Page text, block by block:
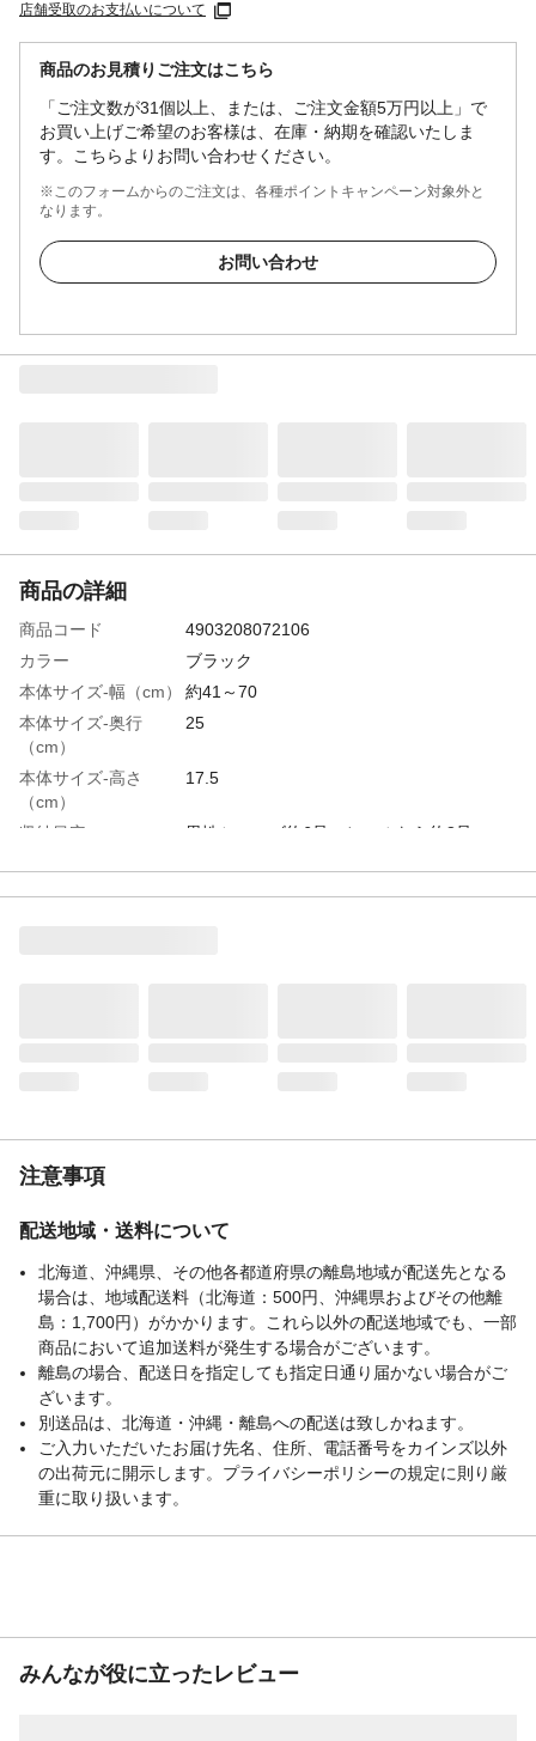
店舗受取のお支払いについて
商品のお見積りご注文はこちら
「ご注文数が31個以上、または、ご注文金額5万円以上」で
お買い上げご希望のお客様は、在庫・納期を確認いたしま
す。こちらよりお問い合わせください。
※このフォームからのご注文は、各種ポイントキャンペーン対象外と
なります。
お問い合わせ
商品の詳細
商品コード
4903208072106
カラー
ブラック
本体サイズ-幅（cm）
約41～70
本体サイズ-奥行
（cm）
25
本体サイズ-高さ
（cm）
17.5
収納目安
男性シューズ約6足、ヒールなら約8足
足サイズ目安
サイズ15cm以上の靴から乗せることが可能
もできるので大容量収納も出来ます。
材質・素材
耐荷重
約3ｋｇ
必要工具
プラスドライバー
付属品／セット内容
連結パーツ2個
使用上の注意
用途以外には使用しないでください。無理
に力をかけないようにしてください。
生産国
中国
重量
約900ｇ
注意事項
配送地域・送料について
北海道、沖縄県、その他各都道府県の離島地域が配送先となる
場合は、地域配送料（北海道：500円、沖縄県およびその他離
島：1,700円）がかかります。これら以外の配送地域でも、一部
商品において追加送料が発生する場合がございます。
離島の場合、配送日を指定しても指定日通り届かない場合がご
ざいます。
別送品は、北海道・沖縄・離島への配送は致しかねます。
ご入力いただいたお届け先名、住所、電話番号をカインズ以外
の出荷元に開示します。プライバシーポリシーの規定に則り厳
重に取り扱います。
みんなが役に立ったレビュー